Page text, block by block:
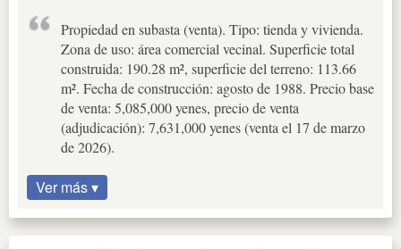
Propiedad en subasta (venta). Tipo: tienda y vivienda.
Zona de uso: área comercial vecinal. Superficie total
construida: 190.28 m², superficie del terreno: 113.66
m². Fecha de construcción: agosto de 1988. Precio base
de venta: 5,085,000 yenes, precio de venta
(adjudicación): 7,631,000 yenes (venta el 17 de marzo
de 2026).
Ver más ▾